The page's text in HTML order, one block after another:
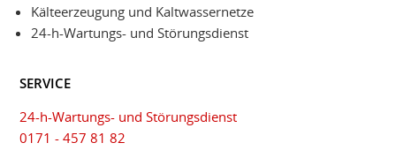
Kälteerzeugung und Kaltwassernetze
24-h-Wartungs- und Störungsdienst
SERVICE
24-h-Wartungs- und Störungsdienst
0171 - 457 81 82